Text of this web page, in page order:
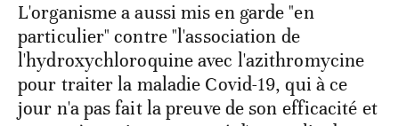
L'organisme a aussi mis en garde "en
particulier" contre "l'association de
l'hydroxychloroquine avec l'azithromycine
pour traiter la maladie Covid-19, qui à ce
jour n'a pas fait la preuve de son efficacité et